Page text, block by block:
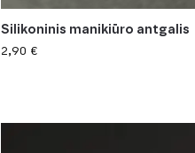
Silikoninis manikiūro antgalis
2,90 €